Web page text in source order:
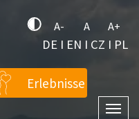
A- A A+
DE I EN I CZ I PL
Erlebnisse